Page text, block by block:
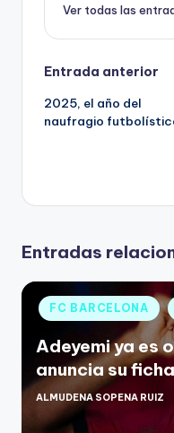
Ver todas las
Entrada anterior
2025, el año del
naufragio
Entradas
FC BARCELONA
Adeyemi ya es
anuncia su
ALMUDENA SOPENA RUIZ